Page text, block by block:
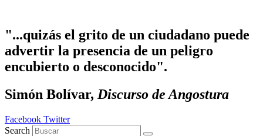
"...quizás el grito de un ciudadano puede
advertir la presencia de un peligro
encubierto o desconocido".
Simón Bolívar, Discurso de Angostura
Facebook Twitter
Search